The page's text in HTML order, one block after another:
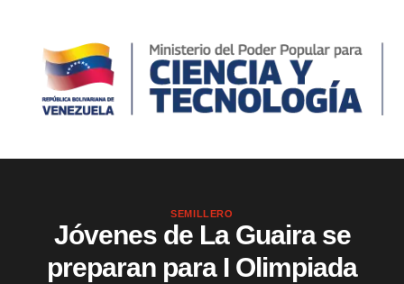
SEMILLERO
Jóvenes de La Guaira se
preparan para I Olimpiada